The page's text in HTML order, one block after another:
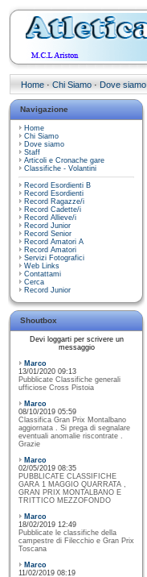
Home · Chi Siamo · Dove siamo
Navigazione
Home
Chi Siamo
Dove siamo
Staff
Articoli e Cronache gare
Classifiche - Volantini
Record Esordienti B
Record Esordienti
Record Ragazze/i
Record Cadette/i
Record Allieve/i
Record Junior
Record Senior
Record Amatori A
Record Amatori
Servizi Fotografici
Web Links
Contattami
Cerca
Record Junior
Shoutbox
Devi loggarti per scrivere un
messaggio
Marco
13/01/2020 09:13
Pubblicate Classifiche generali
ufficiose Cross Pistoia
Marco
08/10/2019 05:59
Classifica Gran Prix Montalbano
aggiornata . Si prega di segnalare
eventuali anomalie riscontrate .
Grazie
Marco
02/05/2019 08:35
PUBBLICATE CLASSIFICHE
GARA 1 MAGGIO QUARRATA ,
GRAN PRIX MONTALBANO E
TRITTICO MEZZOFONDO
Marco
18/02/2019 12:49
Pubblicate le classifiche della
campestre di Filecchio e Gran Prix
Toscana
Marco
11/02/2019 08:19